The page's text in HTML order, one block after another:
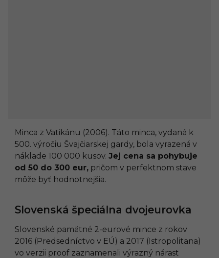
Minca z Vatikánu (2006). Táto minca, vydaná k
500. výročiu Švajčiarskej gardy, bola vyrazená v
náklade 100 000 kusov. Jej cena sa pohybuje
od 50 do 300 eur, pričom v perfektnom stave
môže byť hodnotnejšia.
Slovenská špeciálna dvojeurovka
Slovenské pamätné 2-eurové mince z rokov
2016 (Predsedníctvo v EÚ) a 2017 (Istropolitana)
vo verzii proof zaznamenali výrazný nárast